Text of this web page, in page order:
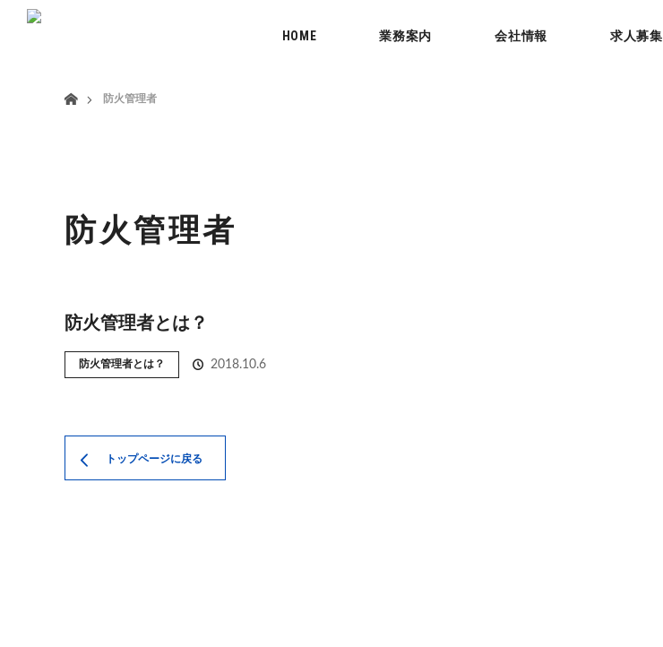
menu
HOME 業務案内 会社情報 求人募集
防火管理者
防火管理者
防火管理者とは？
防火管理者とは？ 2018.10.6
トップページに戻る